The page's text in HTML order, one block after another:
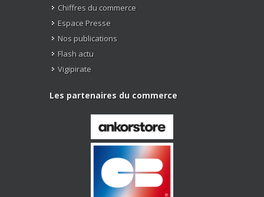
Chiffres du commerce
Espace Presse
Nos publications
Flash actu
Vigipirate
Les partenaires du commerce